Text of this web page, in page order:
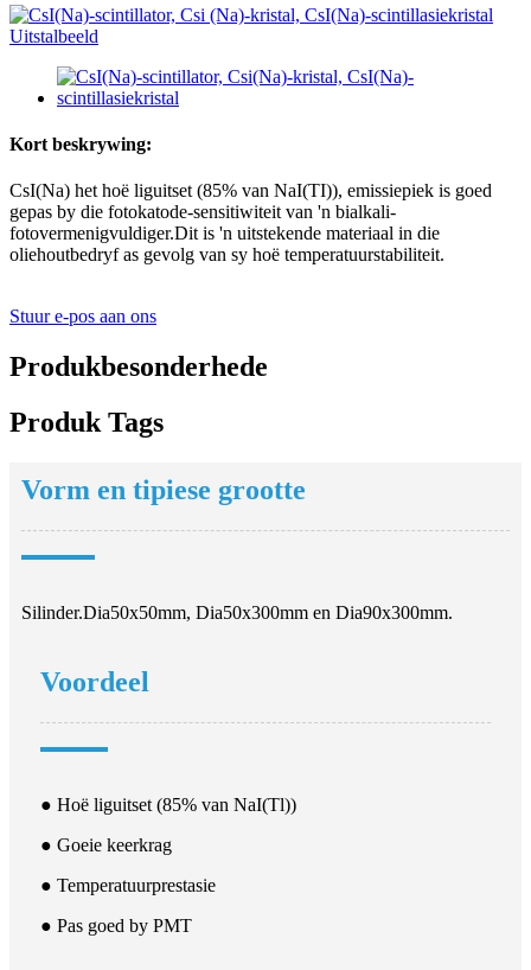
Kort beskrywing:
CsI(Na) het hoë liguitset (85% van NaI(TI)), emissiepiek is goed
gepas by die fotokatode-sensitiwiteit van 'n bialkali-
fotovermenigvuldiger.Dit is 'n uitstekende materiaal in die
oliehoutbedryf as gevolg van sy hoë temperatuurstabiliteit.
Stuur e-pos aan ons
Produkbesonderhede
Produk Tags
Vorm en tipiese grootte
Silinder.Dia50x50mm, Dia50x300mm en Dia90x300mm.
Voordeel
● Hoë liguitset (85% van NaI(Tl))
● Goeie keerkrag
● Temperatuurprestasie
● Pas goed by PMT